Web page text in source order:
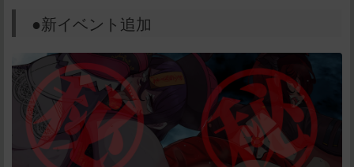
●新イベント追加